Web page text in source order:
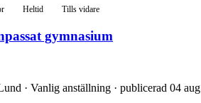
Heltid Tills vidare
gymnasium
· Vanlig anställning · publicerad 04 aug